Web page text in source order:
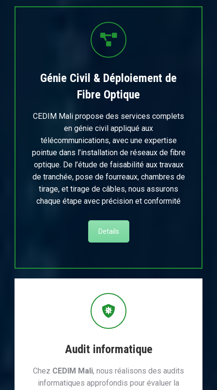
Génie Civil & Déploiement de
Fibre Optique
CEDIM Mali propose des services complets
en génie civil appliqué aux
télécommunications, avec une expertise
pointue dans l’installation de réseaux de fibre
optique. De l’étude de faisabilité aux travaux
de tranchée, pose de fourreaux, chambres de
tirage, et tirage de câbles, nous assurons
chaque étape avec précision et conformité
Details
Audit informatique
Chez CEDIM Mali, nous réalisons des audits
informatiques approfondis pour évaluer la